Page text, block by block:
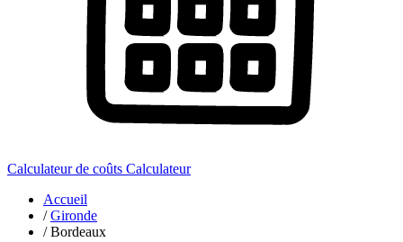
Calculateur de coûts Calculateur
Accueil
/ Gironde
/ Bordeaux